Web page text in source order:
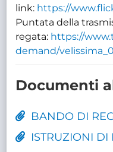
link: https://
Puntata della
regata: https://
demand/
Documenti
BANDO DI
ISTRUZIONI DI